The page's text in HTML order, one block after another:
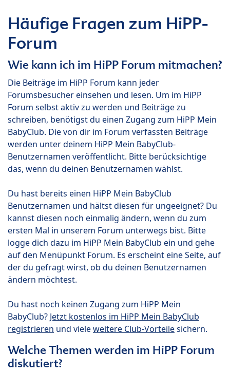
Häufige Fragen zum HiPP-
Forum
Wie kann ich im HiPP Forum mitmachen?
Die Beiträge im HiPP Forum kann jeder
Forumsbesucher einsehen und lesen. Um im HiPP
Forum selbst aktiv zu werden und Beiträge zu
schreiben, benötigst du einen Zugang zum HiPP Mein
BabyClub. Die von dir im Forum verfassten Beiträge
werden unter deinem HiPP Mein BabyClub-
Benutzernamen veröffentlicht. Bitte berücksichtige
das, wenn du deinen Benutzernamen wählst.
Du hast bereits einen HiPP Mein BabyClub
Benutzernamen und hältst diesen für ungeeignet? Du
kannst diesen noch einmalig ändern, wenn du zum
ersten Mal in unserem Forum unterwegs bist. Bitte
logge dich dazu im HiPP Mein BabyClub ein und gehe
auf den Menüpunkt Forum. Es erscheint eine Seite, auf
der du gefragt wirst, ob du deinen Benutzernamen
ändern möchtest.
Du hast noch keinen Zugang zum HiPP Mein
BabyClub? Jetzt kostenlos im HiPP Mein BabyClub
registrieren und vieleweitere Club-Vorteilesichern.
Welche Themen werden im HiPP Forum
diskutiert?